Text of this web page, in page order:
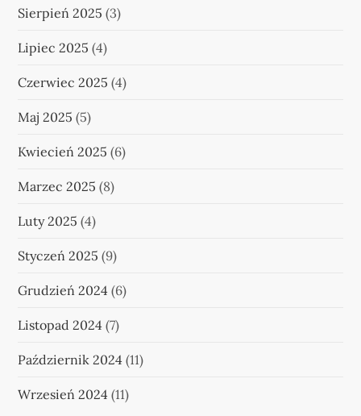
Sierpień 2025 (3)
Lipiec 2025 (4)
Czerwiec 2025 (4)
Maj 2025 (5)
Kwiecień 2025 (6)
Marzec 2025 (8)
Luty 2025 (4)
Styczeń 2025 (9)
Grudzień 2024 (6)
Listopad 2024 (7)
Październik 2024 (11)
Wrzesień 2024 (11)